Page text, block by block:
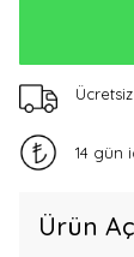
14 gün
Ürün